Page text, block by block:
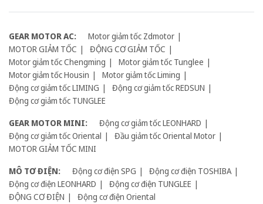
GEAR MOTOR AC:
Motor giảm tốc Zdmotor
MOTOR GIẢM TỐC
ĐỘNG CƠ GIẢM TỐC
Motor giảm tốc Chengming
Motor giảm tốc Tunglee
Motor giảm tốc Housin
Motor giảm tốc Liming
Động cơ giảm tốc LIMING
Động cơ giảm tốc REDSUN
Động cơ giảm tốc TUNGLEE
GEAR MOTOR MINI:
Động cơ giảm tốc LEONHARD
Động cơ giảm tốc Oriental
Đầu giảm tốc Oriental Motor
MOTOR GIẢM TỐC MINI
MÔ TƠ ĐIỆN:
Động cơ điện SPG
Động cơ điện TOSHIBA
Động cơ điện LEONHARD
Động cơ điện TUNGLEE
ĐỘNG CƠ ĐIỆN
Động cơ điện Oriental